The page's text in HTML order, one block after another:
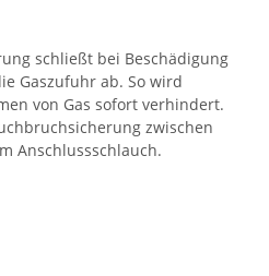
schließt bei Beschädigung
Gaszufuhr ab. So wird
von Gas sofort verhindert.
zwischen
Anschlussschlauch.